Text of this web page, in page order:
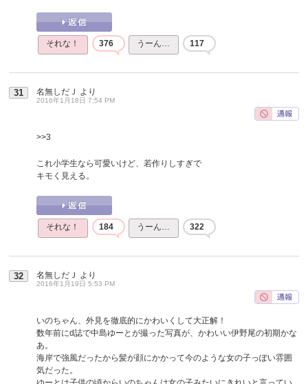
それな！ 376 うーん… 117
31 名無しだＪ より
2016年1月18日 7:54 PM
>>3
これ小学生なら可愛いけど、若作りしすぎで
キモく見える。
それな！ 184 うーん… 322
32 名無しだＪ より
2016年1月19日 5:53 PM
いのちゃん、外見を徹底的にかわいくして大正解！
数年前にd誌で中島ゆーとが撮った写真が、かわいい伊野尾の初期かな
あ。
海岸で強風だったから髪が顔にかかって今のような女の子っぽい雰囲
気だった。